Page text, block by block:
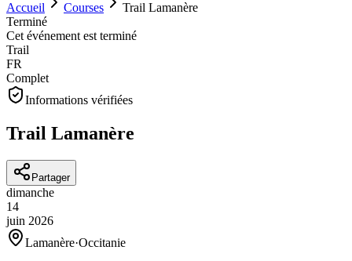
Accueil Courses
Trail Lamanère
Terminé
Cet événement est terminé
Trail
FR
Complet
Informations vérifiées
Trail Lamanère
Partager
dimanche
14
juin 2026
Lamanère·Occitanie